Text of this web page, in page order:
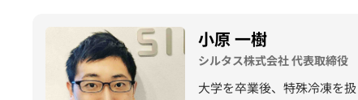
小原 一樹
シルタス株式会社 代表取締役
大学を卒業後、特殊冷凍を